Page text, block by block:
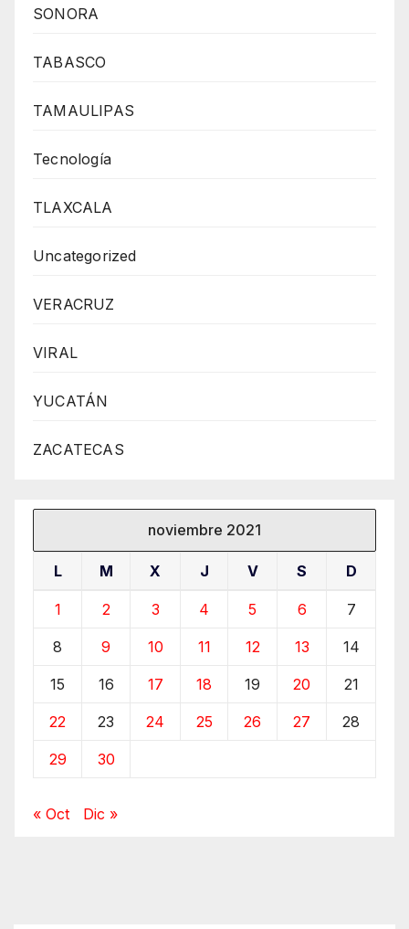
SONORA
TABASCO
TAMAULIPAS
Tecnología
TLAXCALA
Uncategorized
VERACRUZ
VIRAL
YUCATÁN
ZACATECAS
noviembre 2021
L M X J V S D
1 2 3 4 5 6 7
8 9 10 11 12 13 14
15 16 17 18 19 20 21
22 23 24 25 26 27 28
29 30
« Oct Dic »